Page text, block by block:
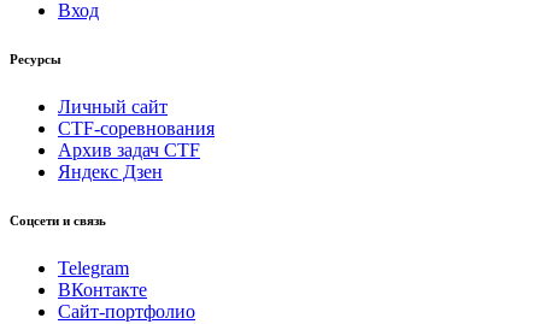
Вход
Ресурсы
Личный сайт
CTF-соревнования
Архив задач CTF
Яндекс Дзен
Соцсети и связь
Telegram
ВКонтакте
Сайт-портфолио